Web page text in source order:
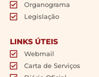
Organograma
Legislação
LINKS ÚTEIS
Webmail
Carta de Serviços